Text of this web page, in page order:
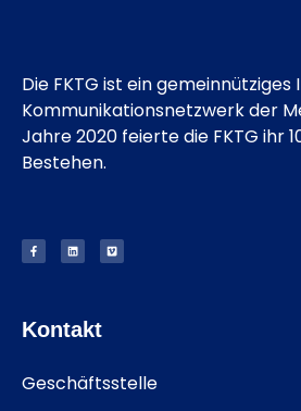
Die FKTG ist ein
Kommunikationsnetzwerk der
Jahre 2020 feierte die FKTG ihr
Bestehen.
Kontakt
Geschäftsstelle